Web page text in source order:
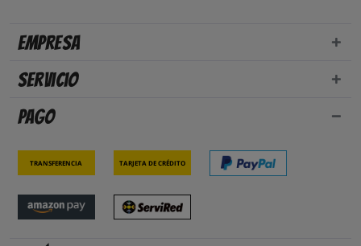
Empresa
Servicio
Pago
Transferencia Tarjeta de crédito